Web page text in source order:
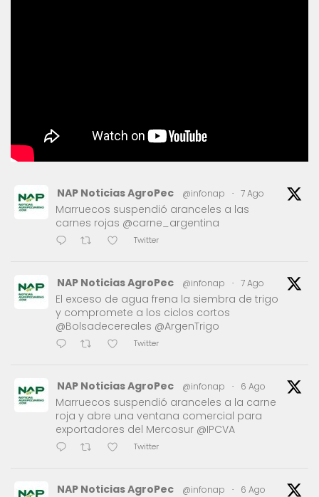
NAP Noticias AgroPec @infonap · 7 Ago
Marruecos suspendió aranceles a las
carnes rojas @carne_argentina
Twitter
NAP Noticias AgroPec @infonap · 7 Ago
El exceso de agua frena la siembra de trigo
y compromete a los ciclos cortos
@Bolsadecereales @ArgenTrigo
Twitter
NAP Noticias AgroPec @infonap · 6 Ago
Marruecos suspendió aranceles a la carne
roja y abre una ventana comercial para
exportadores del Mercosur @IPCVA
Twitter
NAP Noticias AgroPec @infonap · 6 Ago